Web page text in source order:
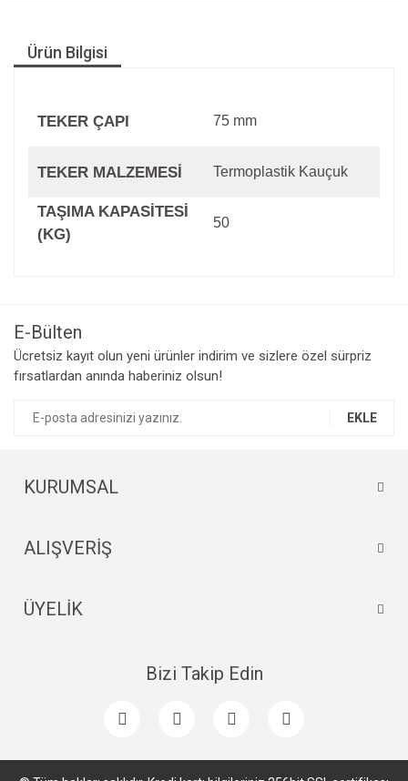
Ürün Bilgisi
TEKER ÇAPI 75 mm
TEKER MALZEMESİ Termoplastik Kauçuk
TAŞIMA KAPASİTESİ
(KG)
50
E-Bülten
Ücretsiz kayıt olun yeni ürünler indirim ve sizlere özel sürpriz
fırsatlardan anında haberiniz olsun!
EKLE
KURUMSAL
ALIŞVERİŞ
ÜYELİK
Bizi Takip Edin